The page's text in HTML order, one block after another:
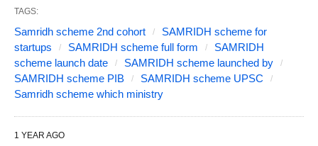
TAGS:
Samridh scheme 2nd cohort
SAMRIDH scheme for
startups
SAMRIDH scheme full form
SAMRIDH
scheme launch date
SAMRIDH scheme launched by
SAMRIDH scheme PIB
SAMRIDH scheme UPSC
Samridh scheme which ministry
1 YEAR AGO